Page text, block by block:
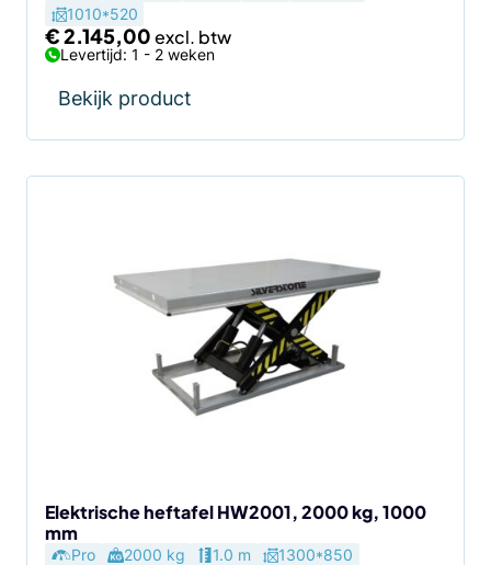
1010*520
€2.145,00
Levertijd: 1 - 2 weken
Bekijk product
Elektrische heftafel HW2001, 2000 kg, 1000
mm
Pro 2000 kg 1.0 m
1300*850